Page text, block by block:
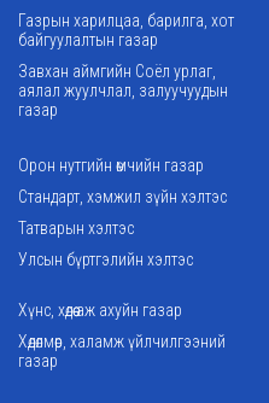
Газрын харилцаа, барилга, хот
байгуулалтын газар
Завхан аймгийн Соёл урлаг,
аялал жуулчлал, залуучуудын
газар
Орон нутгийн өмчийн газар
Стандарт, хэмжил зүйн хэлтэс
Татварын хэлтэс
Улсын бүртгэлийн хэлтэс
Хүнс, хөдөө аж ахуйн газар
Хөдөлмөр, халамж үйлчилгээний
газар